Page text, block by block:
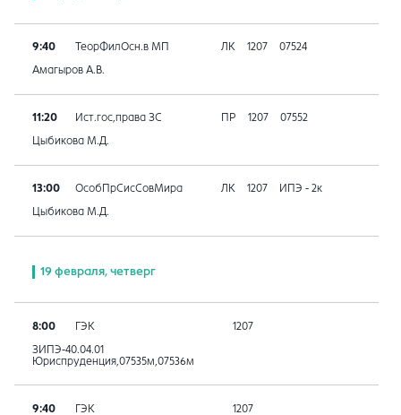
9:40 ТеорФилОсн.в МП ЛК 1207 07524
Амагыров А.В.
11:20 Ист.гос,права ЗС ПР 1207 07552
Цыбикова М.Д.
13:00 ОсобПрСисСовМира ЛК 1207 ИПЭ - 2к
Цыбикова М.Д.
19 февраля, четверг
8:00 ГЭК 1207
ЗИПЭ-40.04.01
Юриспруденция,07535м,07536м
9:40 ГЭК 1207